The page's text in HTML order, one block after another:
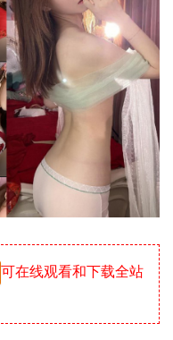
可在线观看和下载全站